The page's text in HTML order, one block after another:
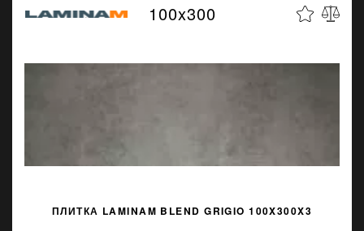
100x300
ПЛИТКА LAMINAM BLEND GRIGIO 100X300X3